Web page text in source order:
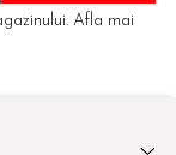
Afla mai